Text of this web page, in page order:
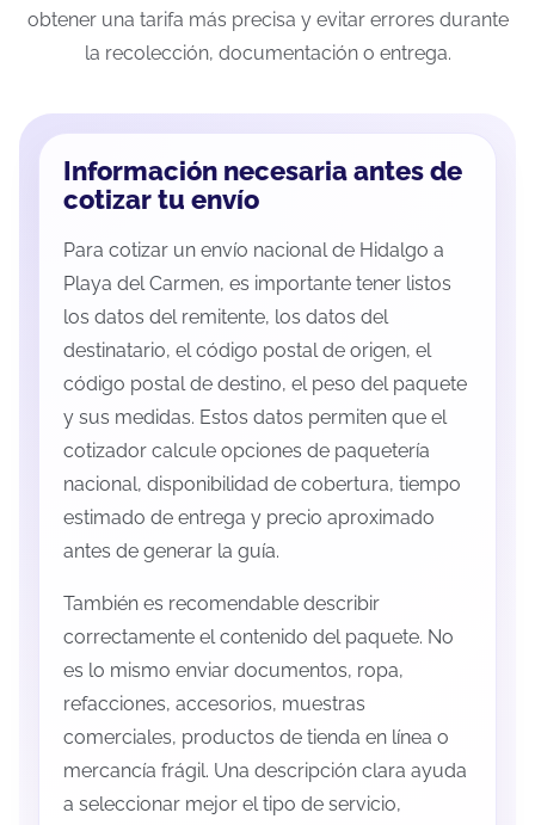
obtener una tarifa más precisa y evitar errores durante
la recolección, documentación o entrega.
Información necesaria antes de
cotizar tu envío
Para cotizar un envío nacional de Hidalgo a
Playa del Carmen, es importante tener listos
los datos del remitente, los datos del
destinatario, el código postal de origen, el
código postal de destino, el peso del paquete
y sus medidas. Estos datos permiten que el
cotizador calcule opciones de paquetería
nacional, disponibilidad de cobertura, tiempo
estimado de entrega y precio aproximado
antes de generar la guía.
También es recomendable describir
correctamente el contenido del paquete. No
es lo mismo enviar documentos, ropa,
refacciones, accesorios, muestras
comerciales, productos de tienda en línea o
mercancía frágil. Una descripción clara ayuda
a seleccionar mejor el tipo de servicio,